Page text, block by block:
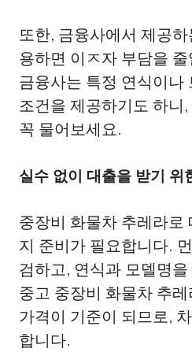
또한, 금융사에서 제공
용하면 이ㅈ자 부담을
금융사는 특정 연식이나
조건을 제공하기도 하니
꼭 물어보세요.
실수 없이 대출을 받기 위
중장비 화물차 추레라로
지 준비가 필요합니다.
검하고, 연식과 모델명
중고 중장비 화물차 추
가격이 기준이 되므로,
합니다.